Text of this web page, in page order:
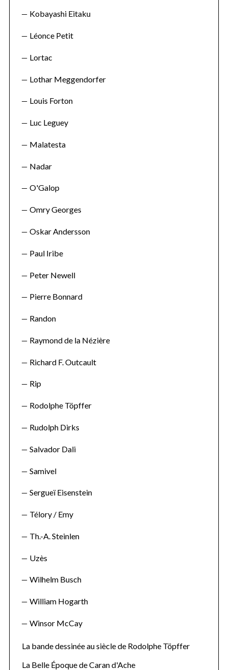
Kobayashi Eitaku
Léonce Petit
Lortac
Lothar Meggendorfer
Louis Forton
Luc Leguey
Malatesta
Nadar
O'Galop
Omry Georges
Oskar Andersson
Paul Iribe
Peter Newell
Pierre Bonnard
Randon
Raymond de la Nézière
Richard F. Outcault
Rip
Rodolphe Töpffer
Rudolph Dirks
Salvador Dali
Samivel
Sergueï Eisenstein
Télory / Emy
Th.-A. Steinlen
Uzès
Wilhelm Busch
William Hogarth
Winsor McCay
La bande dessinée au siècle de Rodolphe Töpffer
La Belle Époque de Caran d'Ache